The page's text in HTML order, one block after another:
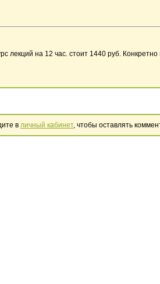
лекций на 12 час. стоит 1440 руб.
в личный кабинет, чтобы оставлять